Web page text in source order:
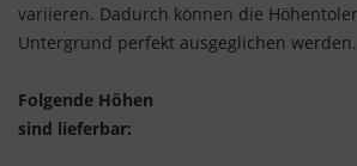
variieren. Dadurch können die
Untergrund perfekt ausgeglichen werden.
Folgende Höhen
sind lieferbar: